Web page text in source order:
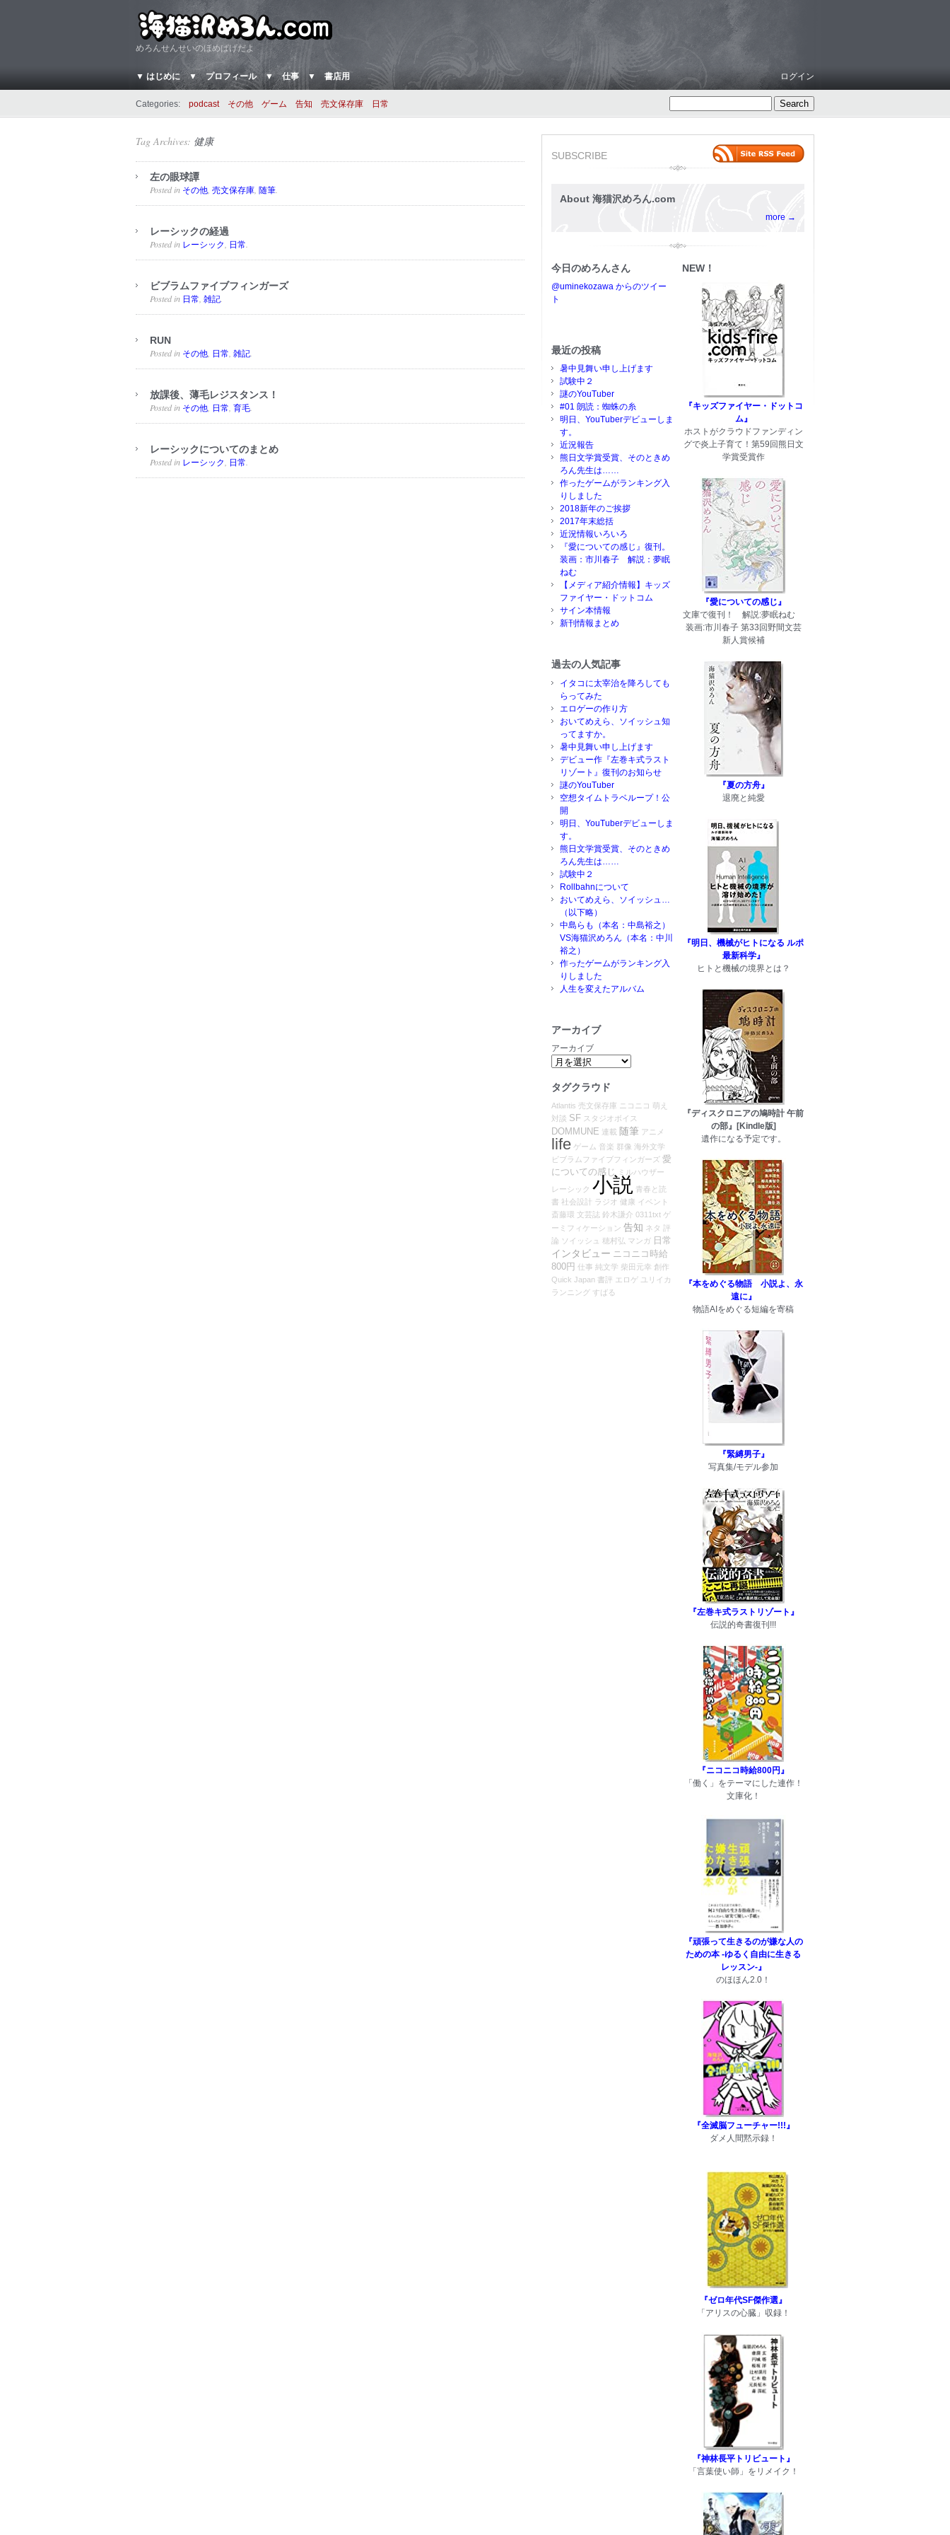
めろんせんせいのほめぱげだよ
▼ はじめに ▼ プロフィール ▼ 仕事 ▼ 書店用 ログイン
Categories: podcast その他 ゲーム 告知 売文保存庫 日常
Tag Archives: 健康
左の眼球譚
Posted in その他 売文保存庫 随筆
レーシックの経過
Posted in レーシック 日常
ビブラムファイブフィンガーズ
Posted in 日常 雑記
RUN
Posted in その他 日常 雑記
放課後、薄毛レジスタンス！
Posted in その他 日常 育毛
レーシックについてのまとめ
Posted in レーシック 日常
SUBSCRIBE
About 海猫沢めろん.com
more →
今日のめろんさん
@uminekozawa からのツイー
ト
最近の投稿
暑中見舞い申し上げます
試験中２
謎のYouTuber
#01 朗読：蜘蛛の糸
明日、YouTuberデビューしま
す。
近況報告
熊日文学賞受賞、そのときめ
ろん先生は……
作ったゲームがランキング入
りしました
2018新年のご挨拶
2017年末総括
近況情報いろいろ
『愛についての感じ』復刊。
装画：市川春子 解説：夢眠
ねむ
【メディア紹介情報】キッズ
ファイヤー・ドットコム
サイン本情報
新刊情報まとめ
過去の人気記事
イタコに太宰治を降ろしても
らってみた
エロゲーの作り方
おいてめえら、ソイッシュ知
ってますか。
暑中見舞い申し上げます
デビュー作『左巻キ式ラスト
リゾート』復刊のお知らせ
謎のYouTuber
空想タイムトラベループ！公
開
明日、YouTuberデビューしま
す。
熊日文学賞受賞、そのときめ
ろん先生は……
試験中２
Rollbahnについて
おいてめえら、ソイッシュ…
（以下略）
中島らも（本名：中島裕之）
VS海猫沢めろん（本名：中川
裕之）
作ったゲームがランキング入
りしました
人生を変えたアルバム
アーカイブ
アーカイブ
タグクラウド
Atlantis 売文保存庫 ニコニコ 萌え
対談 SF スタジオボイス
DOMMUNE 連載 随筆 アニメ
life ゲーム 音楽 群像 海外文学
ビブラムファイブフィンガーズ 愛
についての感じ
ミルハウザー
レーシック 小説 青春と読
書 社会設計 ラジオ 健康 イベント
斎藤環 文芸誌 鈴木謙介 0311txt ゲ
ーミフィケーション 告知 ネタ 評
論 ソイッシュ 穂村弘 マンガ 日常
インタビュー ニコニコ時給
800円 仕事 純文学 柴田元幸 創作
Quick Japan 書評 エロゲ ユリイカ
ランニング すばる
NEW！
『キッズファイヤー・ドットコ
ム』
ホストがクラウドファンディン
グで炎上子育て！第59回熊日文
学賞受賞作
『愛についての感じ』
文庫で復刊！ 解説:夢眠ねむ
装画:市川春子 第33回野間文芸
新人賞候補
『夏の方舟』
退廃と純愛
『明日、機械がヒトになる ルポ
最新科学』
ヒトと機械の境界とは？
『ディスクロニアの鳩時計 午前
の部』[Kindle版]
遺作になる予定です。
『本をめぐる物語 小説よ、永
遠に』
物語AIをめぐる短編を寄稿
『緊縛男子』
写真集/モデル参加
『左巻キ式ラストリゾート』
伝説的奇書復刊!!!
『ニコニコ時給800円』
「働く」をテーマにした連作！
文庫化！
『頑張って生きるのが嫌な人の
ための本 -ゆるく自由に生きる
レッスン-』
のほほん2.0！
『全滅脳フューチャー!!!』
ダメ人間黙示録！
『ゼロ年代SF傑作選』
「アリスの心臓」収録！
『神林長平トリビュート』
「言葉使い師」をリメイク！